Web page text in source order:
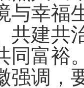
与幸福
共建共
同富裕
调，要